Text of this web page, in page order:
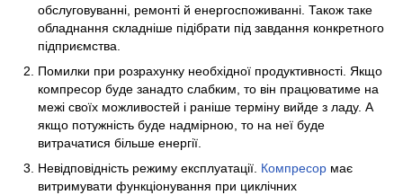
обслуговуванні, ремонті й енергоспоживанні. Також таке
обладнання складніше підібрати під завдання конкретного
підприємства.
Помилки при розрахунку необхідної продуктивності. Якщо
компресор буде занадто слабким, то він працюватиме на
межі своїх можливостей і раніше терміну вийде з ладу. А
якщо потужність буде надмірною, то на неї буде
витрачатися більше енергії.
Невідповідність режиму експлуатації. Компресор має
витримувати функціонування при циклічних